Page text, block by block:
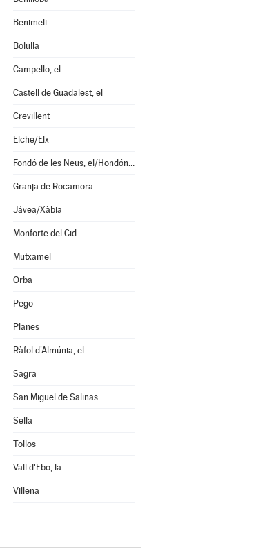
Benimeli
Bolulla
Campello, el
Castell de Guadalest, el
Crevillent
Elche/Elx
Fondó de les Neus, el/Hondón de las Nieves
Granja de Rocamora
Jávea/Xàbia
Monforte del Cid
Mutxamel
Orba
Pego
Planes
Ràfol d'Almúnia, el
Sagra
San Miguel de Salinas
Sella
Tollos
Vall d'Ebo, la
Villena